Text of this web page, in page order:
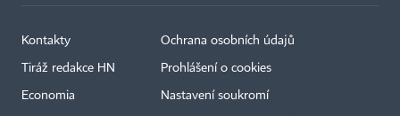
Kontakty
Tiráž redakce HN
Economia
Ochrana osobních údajů
Prohlášení o cookies
Nastavení soukromí